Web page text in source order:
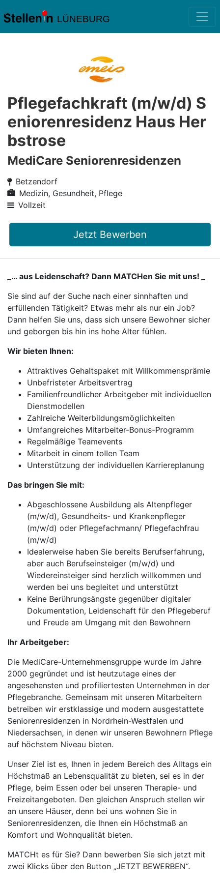
LÜNEBURG
Pflegefachkraft (m/w/d) S
eniorenresidenz Haus Her
bstrose
MediCare Seniorenresidenzen
Betzendorf
Medizin, Gesundheit, Pflege
Vollzeit
Jetzt Bewerben
_… aus Leidenschaft? Dann MATCHen Sie mit uns! _
Sie sind auf der Suche nach einer sinnhaften und
erfüllenden Tätigkeit? Etwas mehr als nur ein Job?
Dann helfen Sie uns, dass sich unsere Bewohner sicher
und geborgen bis hin ins hohe Alter fühlen.
Wir bieten Ihnen:
Attraktives Gehaltspaket mit Willkommensprämie
Unbefristeter Arbeitsvertrag
Familienfreundlicher Arbeitgeber mit individuellen
Dienstmodellen
Zahlreiche Weiterbildungsmöglichkeiten
Umfangreiches Mitarbeiter-Bonus-Programm
Regelmäßige Teamevents
Mitarbeit in einem tollen Team
Unterstützung der individuellen Karriereplanung
Das bringen Sie mit:
Abgeschlossene Ausbildung als Altenpfleger
(m/w/d), Gesundheits- und Krankenpfleger
(m/w/d) oder Pflegefachmann/ Pflegefachfrau
(m/w/d)
Idealerweise haben Sie bereits Berufserfahrung,
aber auch Berufseinsteiger (m/w/d) und
Wiedereinsteiger sind herzlich willkommen und
werden bei uns begleitet und unterstützt
Keine Berührungsängste gegenüber digitaler
Dokumentation, Leidenschaft für den Pflegeberuf
und Freude am Umgang mit den Bewohnern
Ihr Arbeitgeber:
Die MediCare-Unternehmensgruppe wurde im Jahre
2000 gegründet und ist heutzutage eines der
angesehensten und profiliertesten Unternehmen in der
Pflegebranche. Gemeinsam mit unseren Mitarbeitern
betreiben wir erstklassige und modern ausgestattete
Seniorenresidenzen in Nordrhein-Westfalen und
Niedersachsen, in denen wir unseren Bewohnern Pflege
auf höchstem Niveau bieten.
Unser Ziel ist es, Ihnen in jedem Bereich des Alltags ein
Höchstmaß an Lebensqualität zu bieten, sei es in der
Pflege, beim Essen oder bei unseren Therapie- und
Freizeitangeboten. Den gleichen Anspruch stellen wir
an unsere Häuser, denn bei uns wohnen Sie in
Seniorenresidenzen, die Ihnen ein Höchstmaß an
Komfort und Wohnqualität bieten.
MATCHt es für Sie? Dann bewerben Sie sich jetzt mit
zwei Klicks über den Button „JETZT BEWERBEN“.